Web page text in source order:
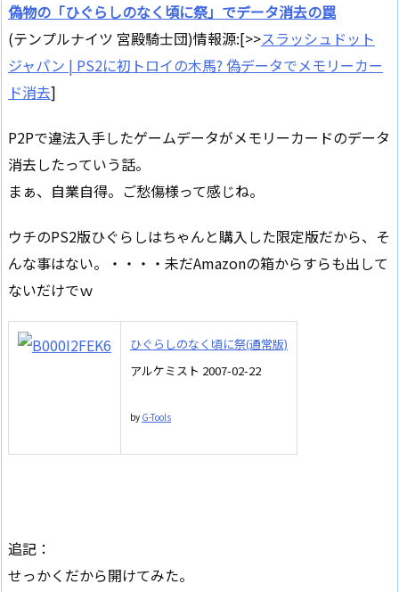
偽物の「ひぐらしのなく頃に祭」でデータ消去の罠
(テンプルナイツ 宮殿騎士団)情報源:[>>スラッシュドット
ジャパン | PS2に初トロイの木馬? 偽データでメモリーカー
ド消去]
P2Pで違法入手したゲームデータがメモリーカードのデータ
消去したっていう話。
まぁ、自業自得。ご愁傷様って感じね。
ウチのPS2版ひぐらしはちゃんと購入した限定版だから、そ
んな事はない。・・・・未だAmazonの箱からすらも出して
ないだけでｗ
ひぐらしのなく頃に祭(通常版)
アルケミスト 2007-02-22
by G-Tools
追記：
せっかくだから開けてみた。